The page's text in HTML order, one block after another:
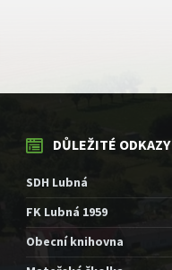
DŮLEŽITÉ ODKAZY
SDH Lubná
FK Lubná 1959
Obecní knihovna